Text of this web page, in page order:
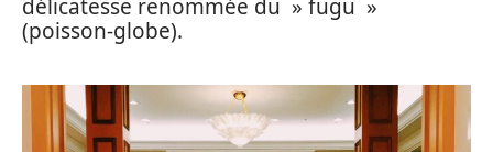
délicatesse renommée du » fugu »
(poisson-globe).